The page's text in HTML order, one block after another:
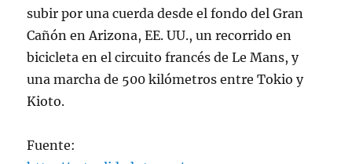
subir por una cuerda desde el fondo del Gran
Cañón en Arizona, EE. UU., un recorrido en
bicicleta en el circuito francés de Le Mans, y
una marcha de 500 kilómetros entre Tokio y
Kioto.
Fuente: